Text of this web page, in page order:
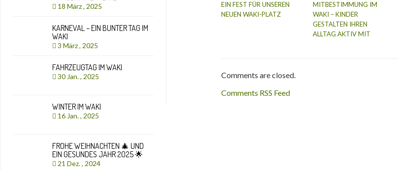
EIN FEST FÜR UNSEREN
NEUEN WAKI-PLATZ
MITBESTIMMUNG IM
WAKI – KINDER
GESTALTEN IHREN
ALLTAG AKTIV MIT
Comments are closed.
Comments RSS Feed
18 März , 2025
KARNEVAL – EIN BUNTER TAG IM
WAKI
3 März , 2025
FAHRZEUGTAG IM WAKI
30 Jan. , 2025
WINTER IM WAKI
16 Jan. , 2025
FROHE WEIHNACHTEN 🎄 UND
EIN GESUNDES JAHR 2025 🌟
21 Dez. , 2024